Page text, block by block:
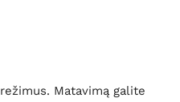
Matavimą galite